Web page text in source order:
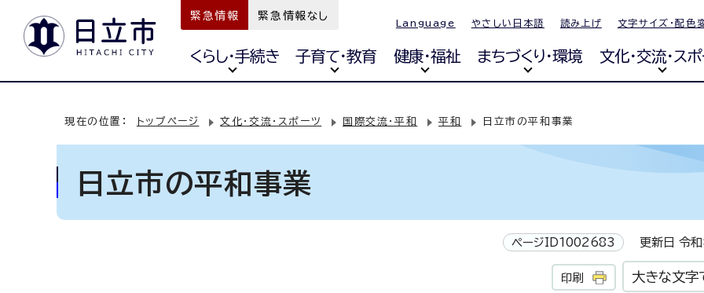
緊急情報 緊急情報なし
Language やさしい日本語 読み上げ 文字サイズ・配色
くらし・手続き 子育て・教育 健康・福祉 まちづくり・環境 文化・交流・ス
現在の位置： トップページ 文化・交流・スポーツ 国際交流・平和 平和 日立市の平和事業
日立市の平和事業
ページID1002683 更新日 令和
印刷 大きな文字